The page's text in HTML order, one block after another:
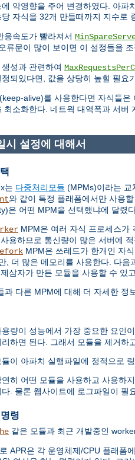
악영향을 주어 변경하였다. 아파
당 자식을 32개 만들때까지 지수로
응속도가 빨라져서
류문이 많이 보이면 이 설정들을
성과 관련하여
정되있다면, 값을 상당히 높힐 필요
alive)를 사용한다면 자식들
최소화한다. 네트웍 대역폭과 서버
시 설정에 대해서
는 다중처리모듈 (MPMs)이라는 교
와 같이 특정 플래폼에서만 사용
은 어떤 MPM을 선택했냐에 달렸
MPM은 여러 자식 프로세스가
용하므로 통신량이 많은 서버에 적
MPM은 쓰레드가 한개인 자
, 더 많은 메모리를 사용한다. 다
삼자가 만든 모듈을 사용할 수 있
과 다른 MPM에 대해 더 자세한 정
량이 성능에서 가장 중요한 요인
하면 된다. 그래서 모듈을 제거하
이 아파치 실행파일에 정적으로
연히 어떤 모듈을 사용하고 사용하
. 물론 웹사이트에 로그파일이 필
령
같은 모듈과 최근 개발중인
APR은 각 운영체제/CPU 플래폼